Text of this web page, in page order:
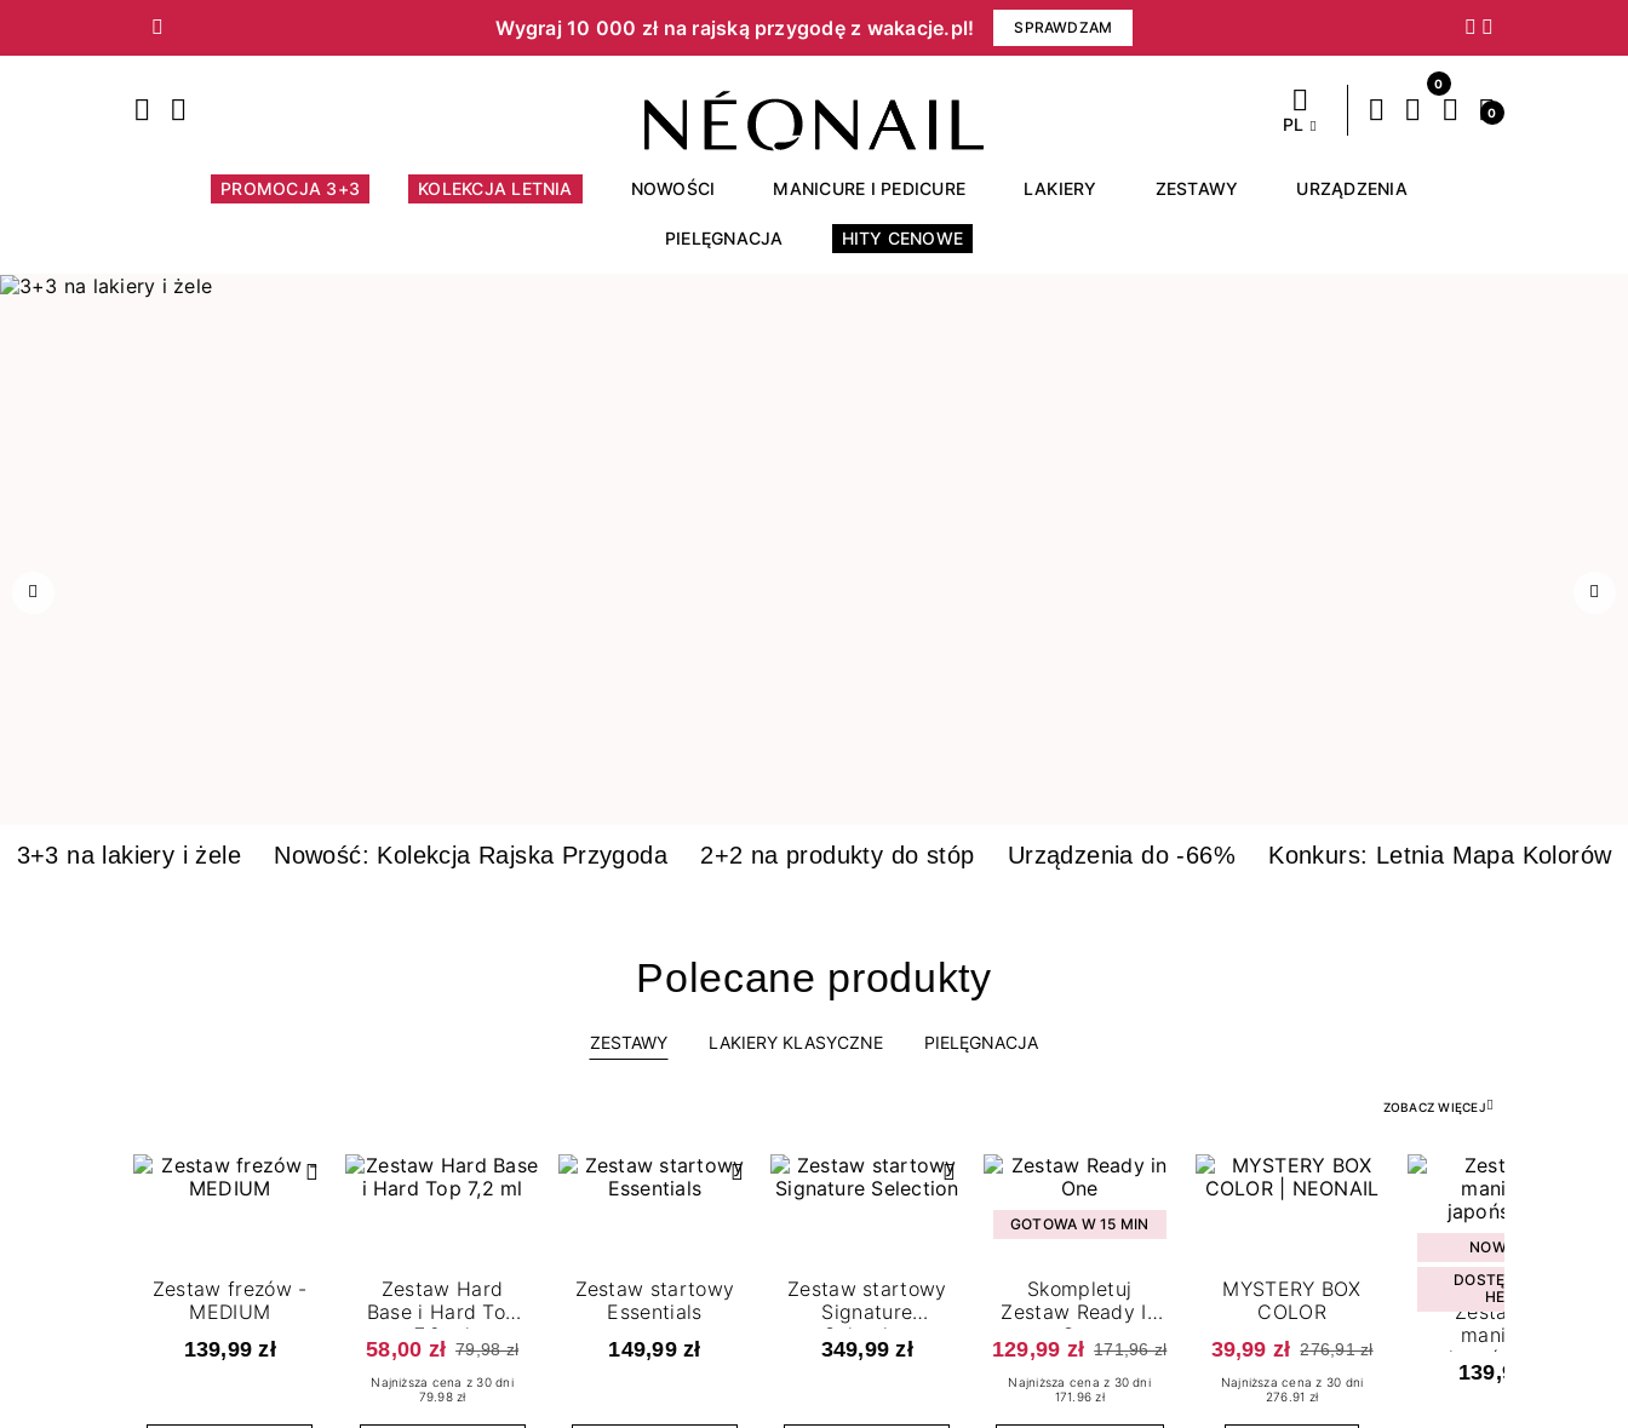
Wygraj 10 000 zł na rajską przygodę z wakacje.pl!​ SPRAWDZAM
Poprzedni Następny
PL
0
0
PROMOCJA 3+3 KOLEKCJA LETNIA NOWOŚCI MANICURE I PEDICURE LAKIERY ZESTAWY URZĄDZENIA
PIELĘGNACJA HITY CENOWE
3+3 na lakiery i żele Nowość: Kolekcja Rajska Przygoda 2+2 na produkty do stóp Urządzenia do -66% Konkurs: Letnia Mapa Kolorów
Polecane produkty
ZESTAWY LAKIERY KLASYCZNE PIELĘGNACJA
ZOBACZ WIĘCEJ
Zestaw frezów -
MEDIUM
139,99 zł
Zestaw Hard
Base i Hard Top
7,2 ml
58,00 zł 79,98 zł
Najniższa cena z 30 dni
79.98 zł
Zestaw startowy
Essentials
149,99 zł
Zestaw startowy
Signature
Selection
349,99 zł
GOTOWA W 15 MIN
Skompletuj
Zestaw Ready In
One
129,99 zł 171,96 zł
Najniższa cena z 30 dni
171.96 zł
MYSTERY BOX
COLOR
39,99 zł 276,91 zł
Najniższa cena z 30 dni
276.91 zł
NOWOŚĆ
DOSTĘPNY W
HEBE
Zestaw do
manicure
japońskiego
139,99 zł